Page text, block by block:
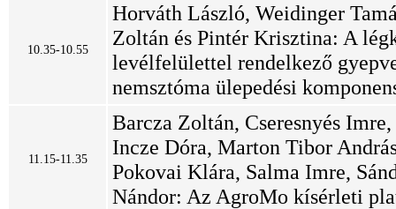
10.35-10.55
Horváth László, Weidinger
Zoltán és Pintér Krisztina: A
levélfelülettel rendelkező
nemsztóma ülepedési
11.15-11.35
Barcza Zoltán, Cseresnyés
Incze Dóra, Marton Tibor
Pokovai Klára, Salma Imre,
Nándor: Az AgroMo kísérleti